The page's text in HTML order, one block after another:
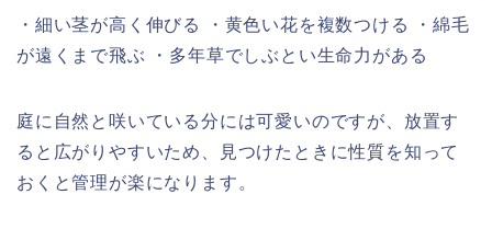
・細い茎が高く伸びる ・黄色い花を複数つける ・綿毛
が遠くまで飛ぶ ・多年草でしぶとい生命力がある
庭に自然と咲いている分には可愛いのですが、放置す
ると広がりやすいため、見つけたときに性質を知って
おくと管理が楽になります。